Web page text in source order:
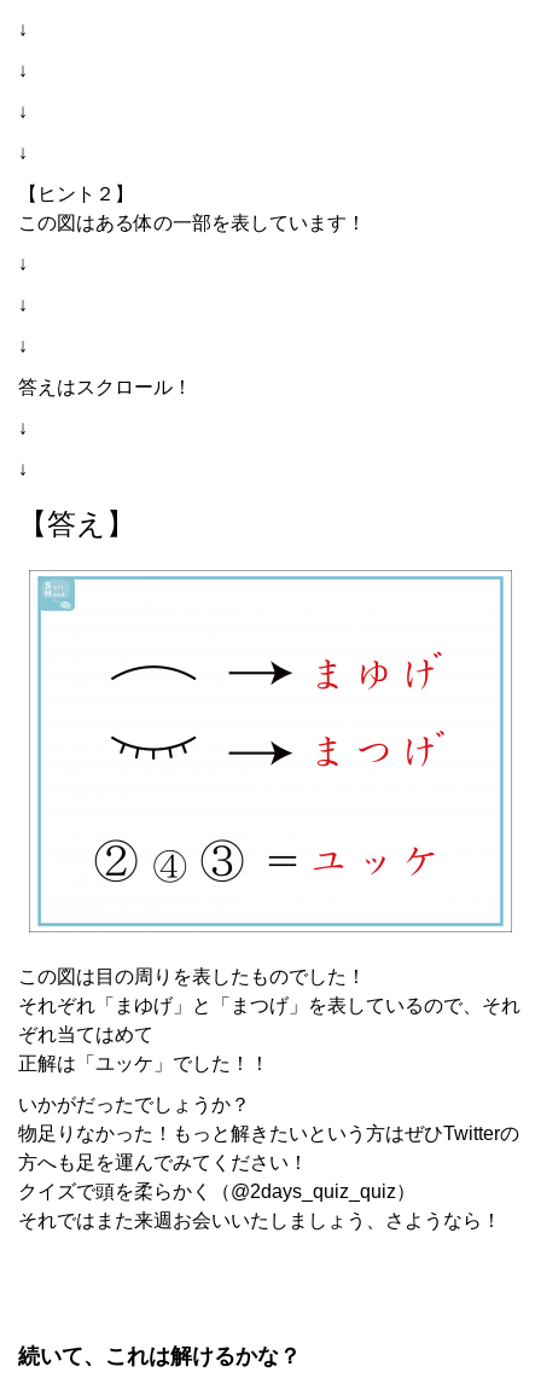
↓
↓
↓
↓
【ヒント２】
この図はある体の一部を表しています！
↓
↓
↓
答えはスクロール！
↓
↓
【答え】
この図は目の周りを表したものでした！
それぞれ「まゆげ」と「まつげ」を表しているので、それ
ぞれ当てはめて
正解は「ユッケ」でした！！
いかがだったでしょうか？
物足りなかった！もっと解きたいという方はぜひTwitterの
方へも足を運んでみてください！
クイズで頭を柔らかく（@2days_quiz_quiz）
それではまた来週お会いいたしましょう、さようなら！
続いて、これは解けるかな？